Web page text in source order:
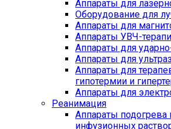
Аппараты для
Оборудование для
Аппараты для
Аппараты УВЧ-
Аппараты для
Аппараты для
Аппараты для
гипотермии и
Аппараты для
Реанимация
Аппараты подогрева
инфузионных